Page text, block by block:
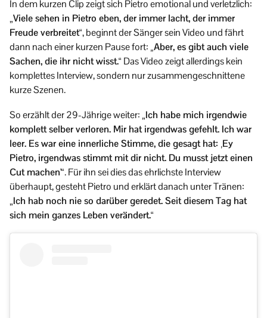
In dem kurzen Clip zeigt sich Pietro emotional und verletzlich:
„Viele sehen in Pietro eben, der immer lacht, der immer
Freude verbreitet“, beginnt der Sänger sein Video und fährt
dann nach einer kurzen Pause fort: „Aber, es gibt auch viele
Sachen, die ihr nicht wisst.“Das Video zeigt allerdings kein
komplettes Interview, sondern nur zusammengeschnittene
kurze Szenen.
So erzählt der 29-Jährige weiter: „Ich habe mich irgendwie
komplett selber verloren. Mir hat irgendwas gefehlt. Ich war
leer. Es war eine innerliche Stimme, die gesagt hat: ‚Ey
Pietro, irgendwas stimmt mit dir nicht. Du musst jetzt einen
Cut machen'“. Für ihn sei dies das ehrlichste Interview
überhaupt, gesteht Pietro und erklärt danach unter Tränen:
„Ich hab noch nie so darüber geredet. Seit diesem Tag hat
sich mein ganzes Leben verändert.“